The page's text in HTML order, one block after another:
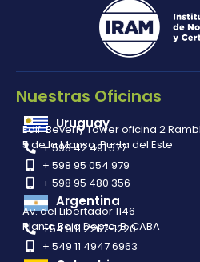
Nuestras Oficinas
Uruguay
Edif. Beverly Tower oficina 2
5 de la Mansa, Punta del Este
+ 598 42 491 577
+ 598 95 054 979
+ 598 95 480 356
Argentina
Av. del Libertador 1146
Planta Baja Depto. B. CABA
+54 9 11 2267-1220
+ 549 11 4947 6963